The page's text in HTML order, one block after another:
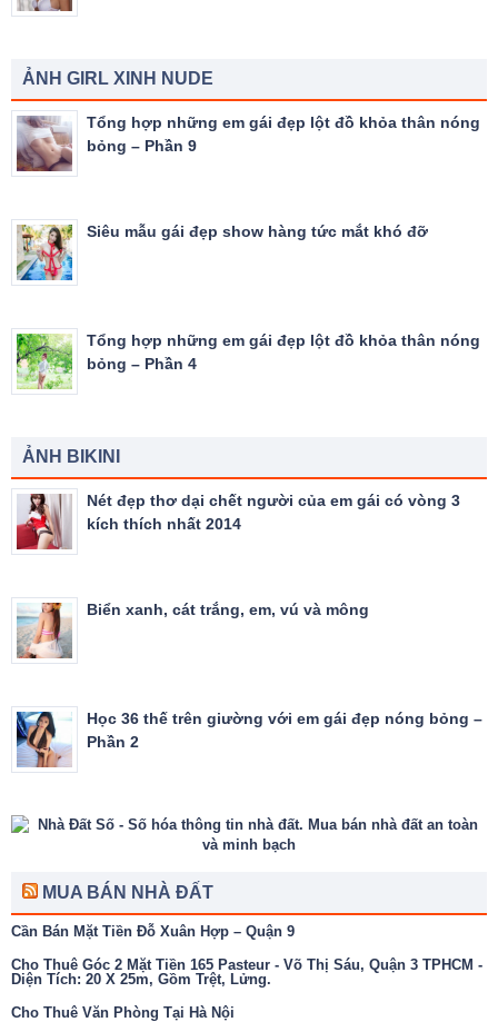
ẢNH GIRL XINH NUDE
Tổng hợp những em gái đẹp lột đồ khỏa thân nóng
bỏng – Phần 9
Siêu mẫu gái đẹp show hàng tức mắt khó đỡ
Tổng hợp những em gái đẹp lột đồ khỏa thân nóng
bỏng – Phần 4
ẢNH BIKINI
Nét đẹp thơ dại chết người của em gái có vòng 3
kích thích nhất 2014
Biển xanh, cát trắng, em, vú và mông
Học 36 thế trên giường với em gái đẹp nóng bỏng –
Phần 2
MUA BÁN NHÀ ĐẤT
Cần Bán Mặt Tiền Đỗ Xuân Hợp – Quận 9
Cho Thuê Góc 2 Mặt Tiền 165 Pasteur - Võ Thị Sáu, Quận 3 TPHCM -
Diện Tích: 20 X 25m, Gồm Trệt, Lửng.
Cho Thuê Văn Phòng Tại Hà Nội